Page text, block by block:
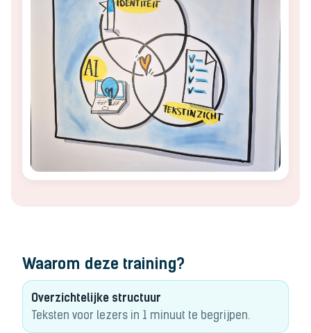
Waarom deze training?
Overzichtelijke structuur
Teksten voor lezers in 1 minuut te begrijpen.